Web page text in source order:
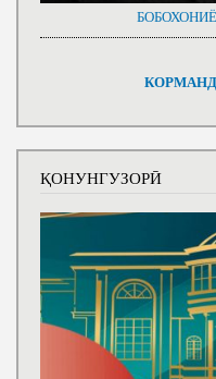
ҚОНУНГУЗОРӢ